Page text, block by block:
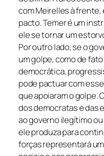
com Meirelles à frente,
pacto. Temer é um
ele se tornar um
Por outro lado, se o
um golpe, como de
democrática,
pode pactuar com
que apoiaram o golpe.
dos democratas e das
ao governo ilegítimo
ele produza para
forças representará